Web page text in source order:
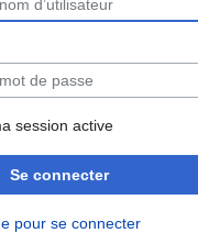
session active
Se connecter
pour se connecter